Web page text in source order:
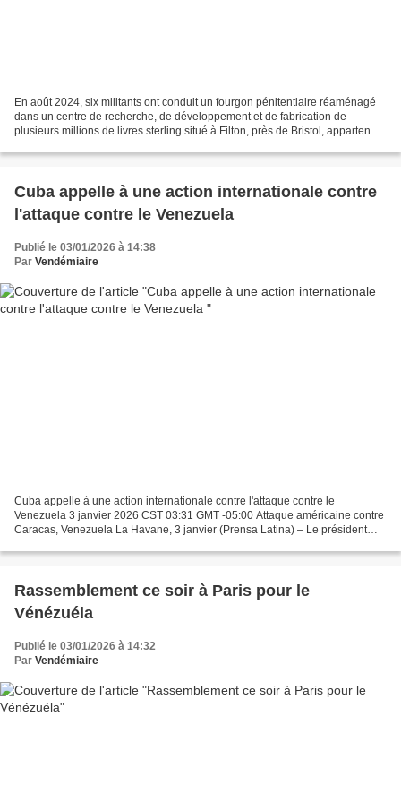
En août 2024, six militants ont conduit un fourgon pénitentiaire réaménagé
dans un centre de recherche, de développement et de fabrication de
plusieurs millions de livres sterling situé à Filton, près de Bristol, appartenant
Cuba appelle à une action internationale contre
l'attaque contre le Venezuela
Publié le 03/01/2026 à 14:38
Par Vendémiaire
Cuba appelle à une action internationale contre l'attaque contre le
Venezuela 3 janvier 2026 CST 03:31 GMT -05:00 Attaque américaine contre
Caracas, Venezuela La Havane, 3 janvier (Prensa Latina) – Le président
Rassemblement ce soir à Paris pour le
Vénézuéla
Publié le 03/01/2026 à 14:32
Par Vendémiaire